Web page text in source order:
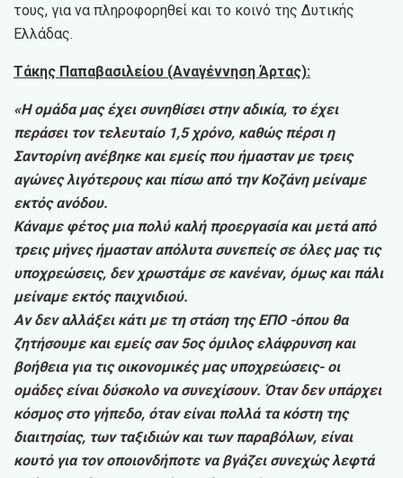
τους, για να πληροφορηθεί και το κοινό της Δυτικής
Ελλάδας.
Τάκης Παπαβασιλείου (Αναγέννηση Άρτας):
«Η ομάδα μας έχει συνηθίσει στην αδικία, το έχει
περάσει τον τελευταίο 1,5 χρόνο, καθώς πέρσι η
Σαντορίνη ανέβηκε και εμείς που ήμασταν με τρεις
αγώνες λιγότερους και πίσω από την Κοζάνη μείναμε
εκτός ανόδου.
Κάναμε φέτος μια πολύ καλή προεργασία και μετά από
τρεις μήνες ήμασταν απόλυτα συνεπείς σε όλες μας τις
υποχρεώσεις, δεν χρωστάμε σε κανέναν, όμως και πάλι
μείναμε εκτός παιχνιδιού.
Αν δεν αλλάξει κάτι με τη στάση της ΕΠΟ -όπου θα
ζητήσουμε και εμείς σαν 5ος όμιλος ελάφρυνση και
βοήθεια για τις οικονομικές μας υποχρεώσεις- οι
ομάδες είναι δύσκολο να συνεχίσουν. Όταν δεν υπάρχει
κόσμος στο γήπεδο, όταν είναι πολλά τα κόστη της
διαιτησίας, των ταξιδιών και των παραβόλων, είναι
κουτό για τον οποιονδήποτε να βγάζει συνεχώς λεφτά